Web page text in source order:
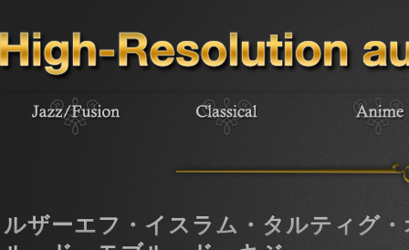
ルザーエフ・イスラム・タルティグ